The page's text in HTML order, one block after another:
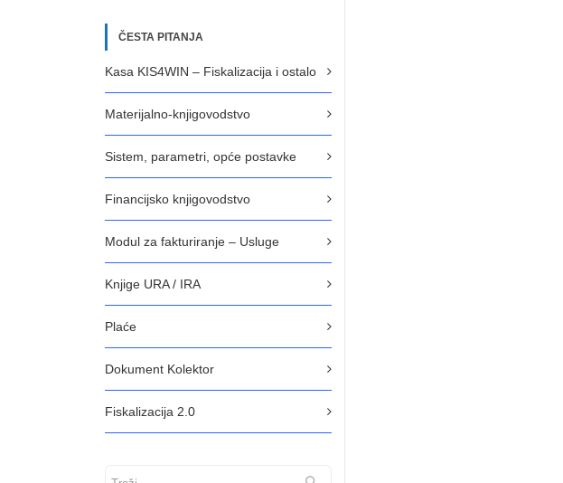
ČESTA PITANJA
Kasa KIS4WIN – Fiskalizacija i ostalo
Materijalno-knjigovodstvo
Sistem, parametri, opće postavke
Financijsko knjigovodstvo
Modul za fakturiranje – Usluge
Knjige URA / IRA
Plaće
Dokument Kolektor
Fiskalizacija 2.0